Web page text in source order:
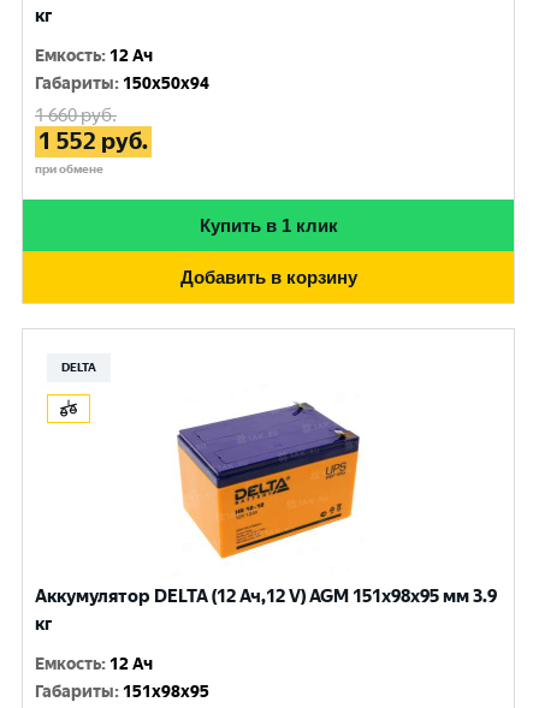
кг
Емкость: 12 Ач
Габариты: 150x50x94
1 660руб.
1 552 руб.
при обмене
Купить в 1 клик
Добавить в корзину
DELTA
Аккумулятор DELTA (12 Ач,12 V) AGM 151x98x95 мм 3.9
кг
Емкость: 12 Ач
Габариты: 151x98x95